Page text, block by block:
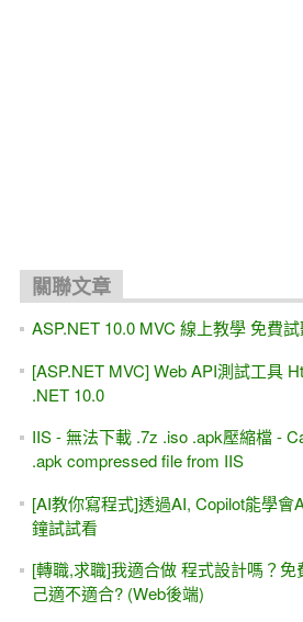
關聯文章
ASP.NET 10.0 MVC 線上教學 免費
[ASP.NET MVC] Web API測試工具
.NET 10.0
IIS - 無法下載 .7z .iso .apk壓縮檔 -
.apk compressed file from IIS
[AI教你寫程式]透過AI, Copilot能學會
鐘試試看
[轉職,求職]我適合做 程式設計嗎？免
己適不適合? (Web後端)